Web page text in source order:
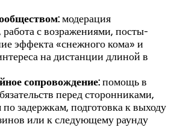
модерация
работа с возражениями, посты-
эффекта «снежного кома» и
на дистанции длиной в
сопровождение: помощь в
перед сторонниками,
задержкам, подготовка к выходу
или к следующему раунду